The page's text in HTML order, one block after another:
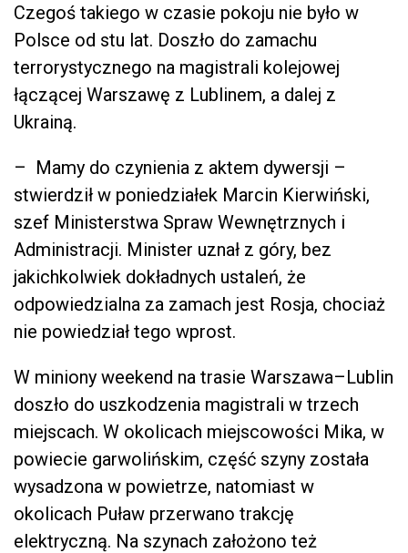
Czegoś takiego w czasie pokoju nie było w
Polsce od stu lat. Doszło do zamachu
terrorystycznego na magistrali kolejowej
łączącej Warszawę z Lublinem, a dalej z
Ukrainą.
– Mamy do czynienia z aktem dywersji –
stwierdził w poniedziałek Marcin Kierwiński,
szef Ministerstwa Spraw Wewnętrznych i
Administracji. Minister uznał z góry, bez
jakichkolwiek dokładnych ustaleń, że
odpowiedzialna za zamach jest Rosja, chociaż
nie powiedział tego wprost.
W miniony weekend na trasie Warszawa–Lublin
doszło do uszkodzenia magistrali w trzech
miejscach. W okolicach miejscowości Mika, w
powiecie garwolińskim, część szyny została
wysadzona w powietrze, natomiast w
okolicach Puław przerwano trakcję
elektryczną. Na szynach założono też